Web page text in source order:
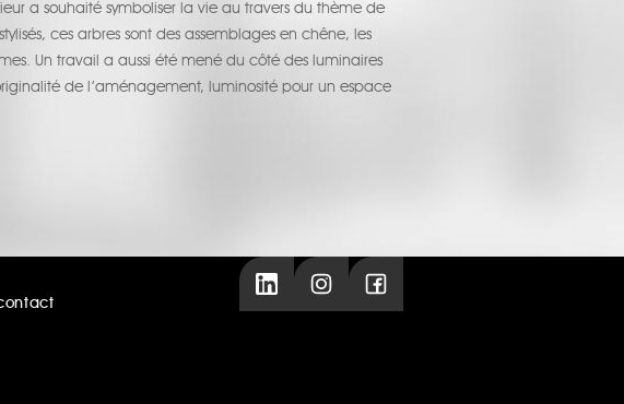
a souhaité symboliser la vie au travers du thème de
ces arbres sont des assemblages en chêne, les
Un travail a aussi été mené du côté des luminaires
de l’aménagement, luminosité pour un espace